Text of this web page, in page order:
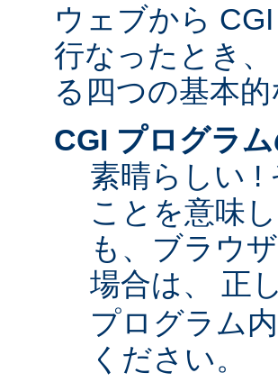
ウェブから
行なったとき
る四つの基本
CGI プログラ
素晴らしい !
ことを意味
も、ブラウ
場合は、 正
プログラム
ください。